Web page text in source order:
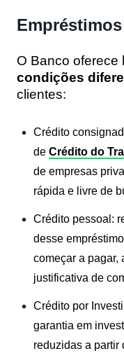
O Banco oferece
condições
clientes:
Crédito
de Crédito do
de empresas
rápida e livre de
Crédito pessoal:
desse
começar a pagar,
justificativa de
Crédito por
garantia em
reduzidas a partir